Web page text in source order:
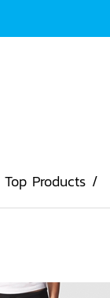
Top Products